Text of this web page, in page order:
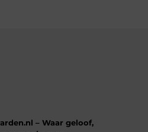
– Waar geloof,